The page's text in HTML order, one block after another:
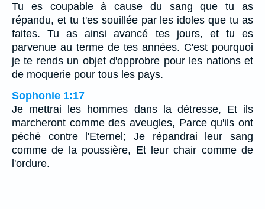
Tu es coupable à cause du sang que tu as
répandu, et tu t'es souillée par les idoles que tu as
faites. Tu as ainsi avancé tes jours, et tu es
parvenue au terme de tes années. C'est pourquoi
je te rends un objet d'opprobre pour les nations et
de moquerie pour tous les pays.
Sophonie 1:17
Je mettrai les hommes dans la détresse, Et ils
marcheront comme des aveugles, Parce qu'ils ont
péché contre l'Eternel; Je répandrai leur sang
comme de la poussière, Et leur chair comme de
l'ordure.